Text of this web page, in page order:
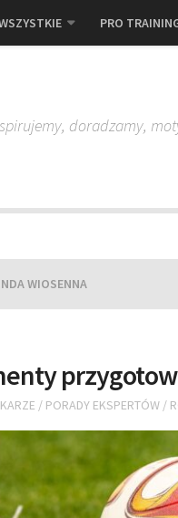
PRO
doradzamy,
WIOSENNA
/ PORADY EKSPERTÓW /